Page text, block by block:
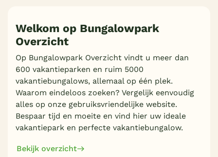
Welkom op Bungalowpark
Overzicht
Op Bungalowpark Overzicht vindt u meer dan
600 vakantieparken en ruim 5000
vakantiebungalows, allemaal op één plek.
Waarom eindeloos zoeken? Vergelijk eenvoudig
alles op onze gebruiksvriendelijke website.
Bespaar tijd en moeite en vind hier uw ideale
vakantiepark en perfecte vakantiebungalow.
Bekijk overzicht